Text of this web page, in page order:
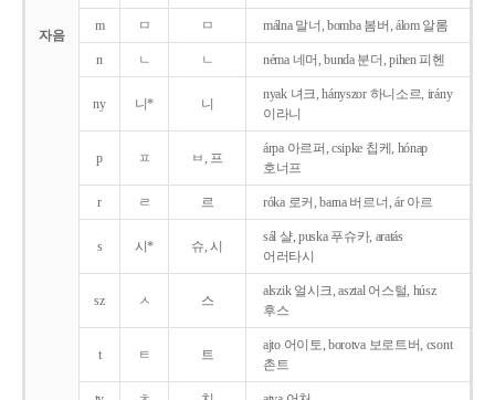
자음
m ㅁ ㅁ málna 말너, bomba 봄버, álom 알롬
n ㄴ ㄴ néma 네머, bunda 분더, pihen 피헨
ny 니* 니
nyak 녀크, hányszor 하니소르, irány
이라니
p ㅍ ㅂ, 프
árpa 아르퍼, csipke 칩케, hónap
호너프
r ㄹ 르 róka 로커, barna 버르너, ár 아르
s 시* 슈, 시
sál 샬, puska 푸슈카, aratás
어러타시
sz ㅅ 스
alszik 얼시크, asztal 어스털, húsz
후스
t ㅌ 트
ajto 어이토, borotva 보로트버, csont
촌트